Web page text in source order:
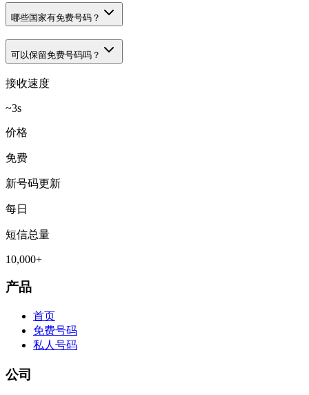
哪些国家有免费号码？
可以保留免费号码吗？
接收速度
~3s
价格
免费
新号码更新
每日
短信总量
10,000+
产品
首页
免费号码
私人号码
公司